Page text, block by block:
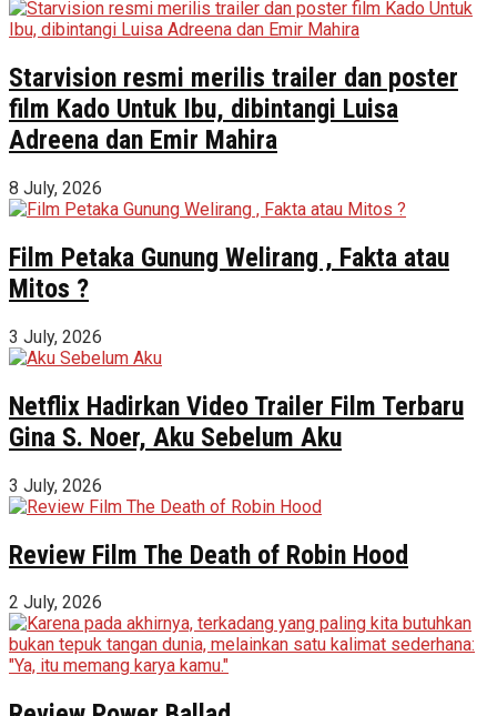
Starvision resmi merilis trailer dan poster
film Kado Untuk Ibu, dibintangi Luisa
Adreena dan Emir Mahira
8 July, 2026
Film Petaka Gunung Welirang , Fakta atau
Mitos ?
3 July, 2026
Netflix Hadirkan Video Trailer Film Terbaru
Gina S. Noer, Aku Sebelum Aku
3 July, 2026
Review Film The Death of Robin Hood
2 July, 2026